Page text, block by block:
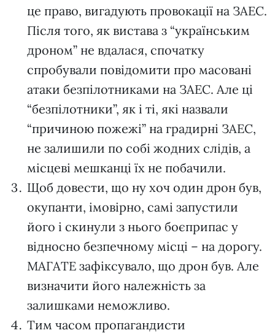
це право, вигадують провокації на ЗАЕС.
Після того, як вистава з “українським
дроном” не вдалася, спочатку
спробували повідомити про масовані
атаки безпілотниками на ЗАЕС. Але ці
“безпілотники”, як і ті, які назвали
“причиною пожежі” на градирні ЗАЕС,
не залишили по собі жодних слідів, а
місцеві мешканці їх не побачили.
Щоб довести, що ну хоч один дрон був,
окупанти, імовірно, самі запустили
його і скинули з нього боєприпас у
відносно безпечному місці – на дорогу.
МАГАТЕ зафіксувало, що дрон був. Але
визначити його належність за
залишками неможливо.
Тим часом пропагандисти